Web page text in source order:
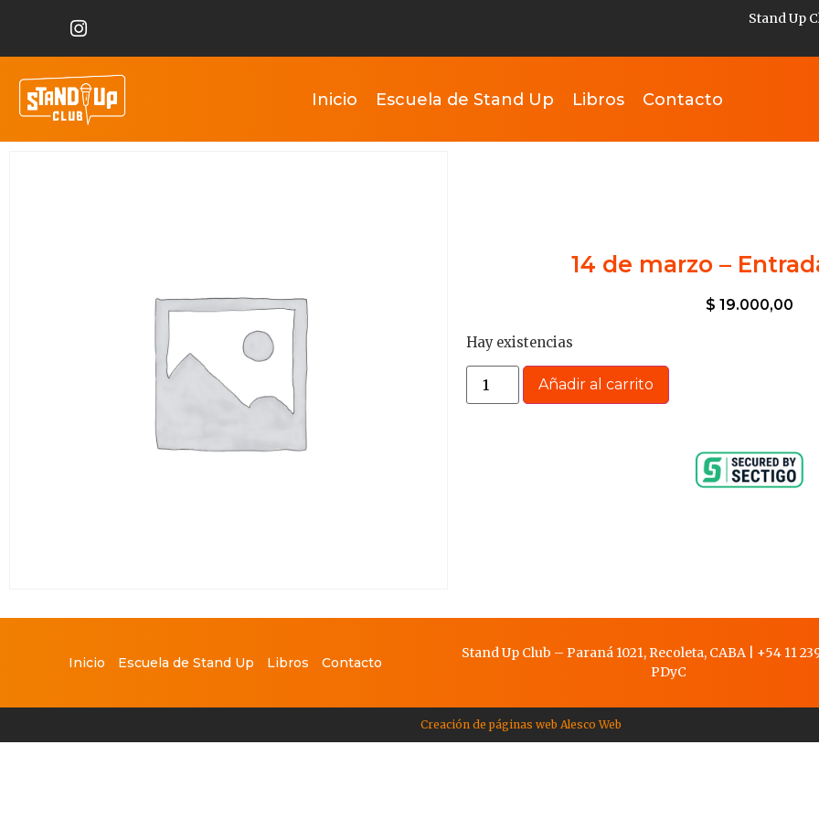
Stand Up
Inicio Escuela de Stand Up Libros Contacto
14 de marzo –
$ 19.000,00
Hay existencias
Añadir al carrito
Inicio Escuela de Stand Up Libros Contacto
Stand Up Club – Paraná 1021, Recoleta, CABA +54 11
PDyC
Creación de páginas web Alesco Web